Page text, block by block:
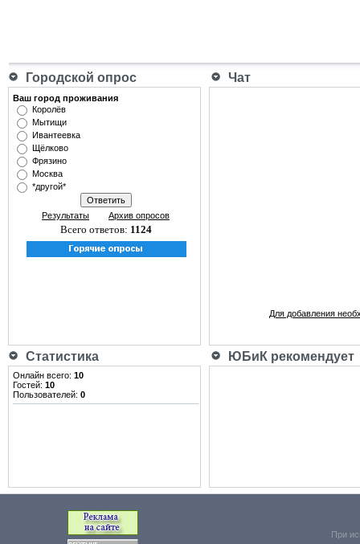
Городской опрос Чат
Ваш город проживания
Королёв
Мытищи
Ивантеевка
Щёлково
Фрязино
Москва
*другой*
Результаты Архив опросов
Всего ответов: 1124
Для добавления
Статистика ЮБиК рекомендует
Онлайн всего: 10
Гостей: 10
Пользователей: 0
При